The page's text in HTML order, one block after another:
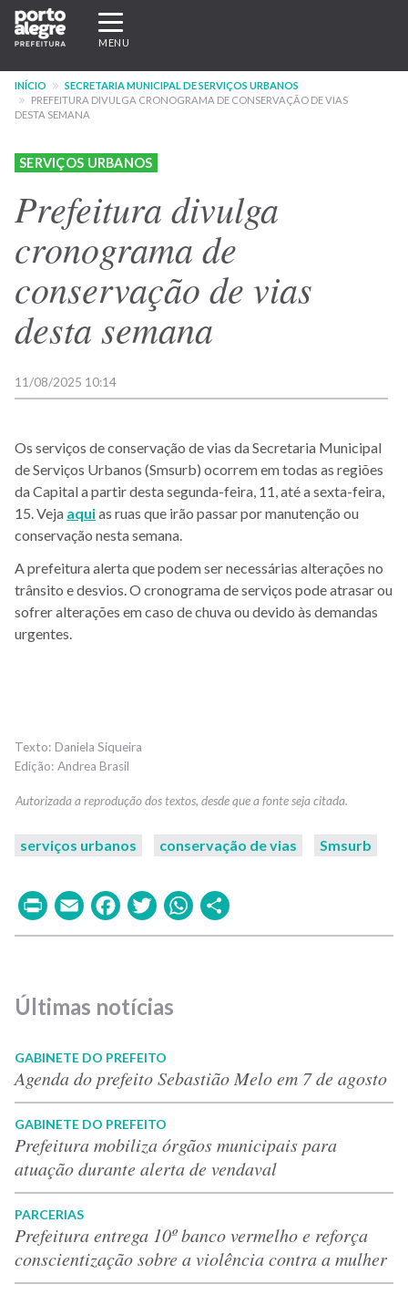
Pular
para
conteúdo
principal
Expandir/recolher
navegação
MENU
INÍCIO
SECRETARIA MUNICIPAL DE SERVIÇOS URBANOS
PREFEITURA DIVULGA CRONOGRAMA DE CONSERVAÇÃO DE VIAS
DESTA SEMANA
SERVIÇOS URBANOS
Prefeitura divulga
cronograma de
conservação de vias
desta semana
11/08/2025 10:14
Os serviços de conservação de vias da Secretaria Municipal
de Serviços Urbanos (Smsurb) ocorrem em todas as regiões
da Capital a partir desta segunda-feira, 11, até a sexta-feira,
15. Veja aquias ruas que irão passar por manutenção ou
conservação nesta semana.
A prefeitura alerta que podem ser necessárias alterações no
trânsito e desvios. O cronograma de serviços pode atrasar ou
sofrer alterações emcaso de chuva ou devido às demandas
urgentes.
Daniela Siqueira
Andrea Brasil
serviços urbanos conservação de vias Smsurb
PrintEmailFacebook
TwitterWhatsApp
Últimas notícias
GABINETE DO PREFEITO
Agenda do prefeito Sebastião Melo em 7 de agosto
GABINETE DO PREFEITO
Prefeitura mobiliza órgãos municipais para
atuação durante alerta de vendaval
PARCERIAS
Prefeitura entrega 10º banco vermelho e reforça
conscientização sobre a violência contra a mulher